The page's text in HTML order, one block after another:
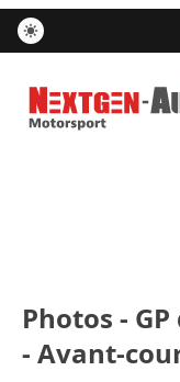
Nextgen-Auto.com
Photos -
- Avant-